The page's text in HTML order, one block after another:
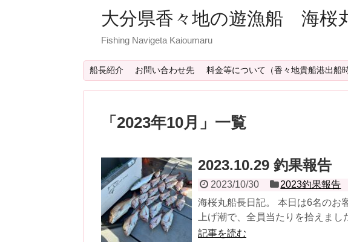
大分県香々地の遊漁船 海桜
Fishing Navigeta Kaioumaru
船長紹介 お問い合わせ先 料金等について（香々地貴船港出船時
「 2023年10月 」 一覧
2023.10.29 釣果報告
2023/10/30
2023釣果報告
海桜丸船長日記。 本日は6名のお
上げ潮で、全員当たりを拾えま
記事を読む